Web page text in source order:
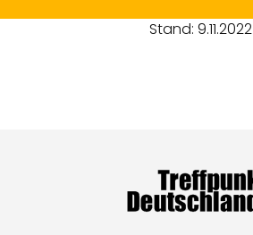
Stand: 9.11.2022